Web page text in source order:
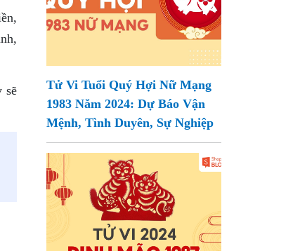
sẽ
Tử Vi Tuổi Quý Hợi Nữ Mạng
1983 Năm 2024: Dự Báo Vận
Mệnh, Tình Duyên, Sự Nghiệp